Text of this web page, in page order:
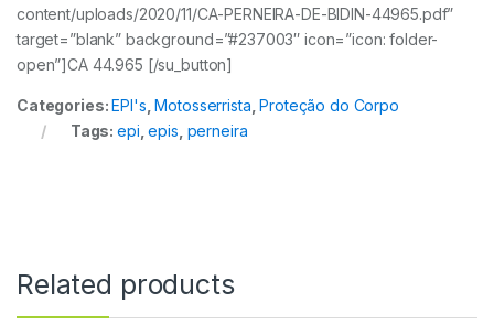
content/uploads/2020/11/CA-PERNEIRA-DE-BIDIN-44965.pdf”
target=”blank” background=”#237003″ icon=”icon: folder-
open”]CA 44.965 [/su_button]
Categories:EPI's ,Motosserrista ,Proteção do Corpo
Tags:epi ,epis perneira
Related products